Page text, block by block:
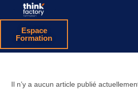
Espace
Formation
Il n’y a aucun article publié